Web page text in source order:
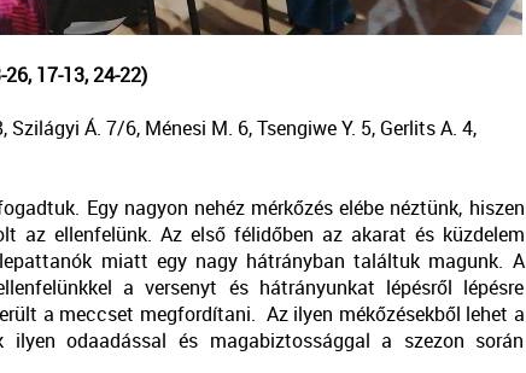
17-13, 24-22)
Á. 7/6, Ménesi M. 6, Tsengiwe Y. 5, Gerlits A. 4,
Egy nagyon nehéz mérkőzés elébe néztünk, hiszen
az ellenfelünk. Az első félidőben az akarat és küzdelem
miatt egy nagy hátrányban találtuk magunk. A
a versenyt és hátrányunkat lépésről lépésre
a meccset megfordítani. Az ilyen mékőzésekből lehet a
ilyen odaadással és magabiztossággal a szezon során